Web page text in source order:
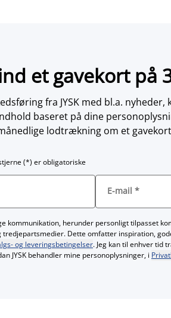
et gavekort på
fra JYSK med bl.a.
baseret på dine
lodtrækning om et gavekort
(*) er obligatoriske
E-mail *
kommunikation, herunder personligt tilpasset
Dette omfatter inspiration,
og leveringsbetingelser. Jeg kan til enhver tid
JYSK behandler mine personoplysninger, i